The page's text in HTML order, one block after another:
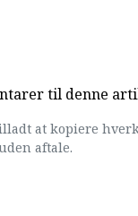
til denne
at kopiere
aftale.